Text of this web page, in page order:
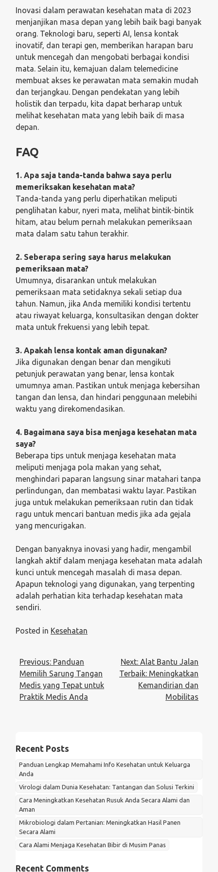
Inovasi dalam perawatan kesehatan mata di 2023
menjanjikan masa depan yang lebih baik bagi banyak
orang. Teknologi baru, seperti AI, lensa kontak
inovatif, dan terapi gen, memberikan harapan baru
untuk mencegah dan mengobati berbagai kondisi
mata. Selain itu, kemajuan dalam telemedicine
membuat akses ke perawatan mata semakin mudah
dan terjangkau. Dengan pendekatan yang lebih
holistik dan terpadu, kita dapat berharap untuk
melihat kesehatan mata yang lebih baik di masa
depan.
FAQ
1. Apa saja tanda-tanda bahwa saya perlu
memeriksakan kesehatan mata?
Tanda-tanda yang perlu diperhatikan meliputi
penglihatan kabur, nyeri mata, melihat bintik-bintik
hitam, atau belum pernah melakukan pemeriksaan
mata dalam satu tahun terakhir.
2. Seberapa sering saya harus melakukan
pemeriksaan mata?
Umumnya, disarankan untuk melakukan
pemeriksaan mata setidaknya sekali setiap dua
tahun. Namun, jika Anda memiliki kondisi tertentu
atau riwayat keluarga, konsultasikan dengan dokter
mata untuk frekuensi yang lebih tepat.
3. Apakah lensa kontak aman digunakan?
Jika digunakan dengan benar dan mengikuti
petunjuk perawatan yang benar, lensa kontak
umumnya aman. Pastikan untuk menjaga kebersihan
tangan dan lensa, dan hindari penggunaan melebihi
waktu yang direkomendasikan.
4. Bagaimana saya bisa menjaga kesehatan mata
saya?
Beberapa tips untuk menjaga kesehatan mata
meliputi menjaga pola makan yang sehat,
menghindari paparan langsung sinar matahari tanpa
perlindungan, dan membatasi waktu layar. Pastikan
juga untuk melakukan pemeriksaan rutin dan tidak
ragu untuk mencari bantuan medis jika ada gejala
yang mencurigakan.
Dengan banyaknya inovasi yang hadir, mengambil
langkah aktif dalam menjaga kesehatan mata adalah
kunci untuk mencegah masalah di masa depan.
Apapun teknologi yang digunakan, yang terpenting
adalah perhatian kita terhadap kesehatan mata
sendiri.
Posted in Kesehatan
Post
navigation
Previous: Panduan
Memilih Sarung Tangan
Medis yang Tepat untuk
Praktik Medis Anda
Next: Alat Bantu Jalan
Terbaik: Meningkatkan
Kemandirian dan
Mobilitas
Recent Posts
Panduan Lengkap Memahami Info Kesehatan untuk Keluarga
Anda
Virologi dalam Dunia Kesehatan: Tantangan dan Solusi Terkini
Cara Meningkatkan Kesehatan Rusuk Anda Secara Alami dan
Aman
Mikrobiologi dalam Pertanian: Meningkatkan Hasil Panen
Secara Alami
Cara Alami Menjaga Kesehatan Bibir di Musim Panas
Recent Comments